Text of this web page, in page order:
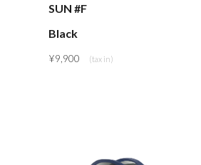
SUN #F
Black
¥9,900